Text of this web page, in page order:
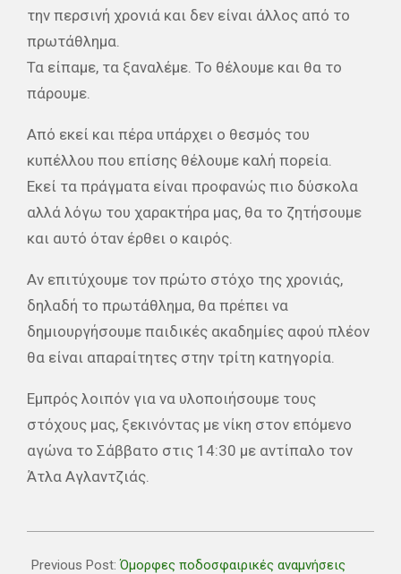
την περσινή χρονιά και δεν είναι άλλος από το
πρωτάθλημα.
Τα είπαμε, τα ξαναλέμε. Το θέλουμε και θα το
πάρουμε.
Από εκεί και πέρα υπάρχει ο θεσμός του
κυπέλλου που επίσης θέλουμε καλή πορεία.
Εκεί τα πράγματα είναι προφανώς πιο δύσκολα
αλλά λόγω του χαρακτήρα μας, θα το ζητήσουμε
και αυτό όταν έρθει ο καιρός.
Αν επιτύχουμε τον πρώτο στόχο της χρονιάς,
δηλαδή το πρωτάθλημα, θα πρέπει να
δημιουργήσουμε παιδικές ακαδημίες αφού πλέον
θα είναι απαραίτητες στην τρίτη κατηγορία.
Εμπρός λοιπόν για να υλοποιήσουμε τους
στόχους μας, ξεκινόντας με νίκη στον επόμενο
αγώνα το Σάββατο στις 14:30 με αντίπαλο τον
Άτλα Αγλαντζιάς.
01-
Previous Post:Όμορφες ποδοσφαιρικές αναμνήσεις